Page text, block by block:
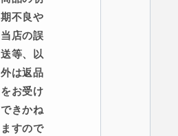
期不良や
当店の誤
送等、以
外は返品
をお受け
できかね
ますので